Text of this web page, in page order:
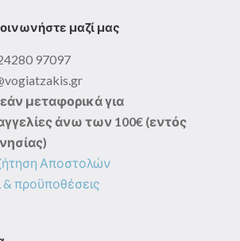
μαζί μας
97097
μεταφορικά για
άνω των 100€ (εντός
Αποστολών
& προϋποθέσεις